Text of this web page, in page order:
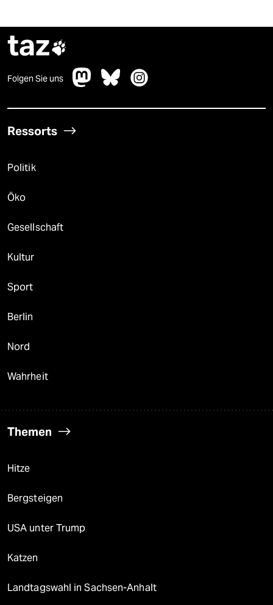
taz
Folgen Sie uns
Ressorts
Politik
Öko
Gesellschaft
Kultur
Sport
Berlin
Nord
Wahrheit
Themen
Hitze
Bergsteigen
USA unter Trump
Katzen
Landtagswahl in Sachsen-Anhalt